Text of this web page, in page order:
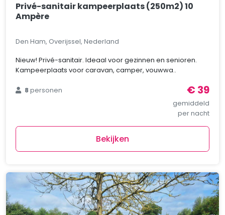
Privé-sanitair kampeerplaats (250m2) 10
Ampère
Den Ham, Overijssel, Nederland
Nieuw! Privé-sanitair. Ideaal voor gezinnen en senioren.
Kampeerplaats voor caravan, camper, vouwwa..
8personen € 39
gemiddeld
per nacht
Bekijken